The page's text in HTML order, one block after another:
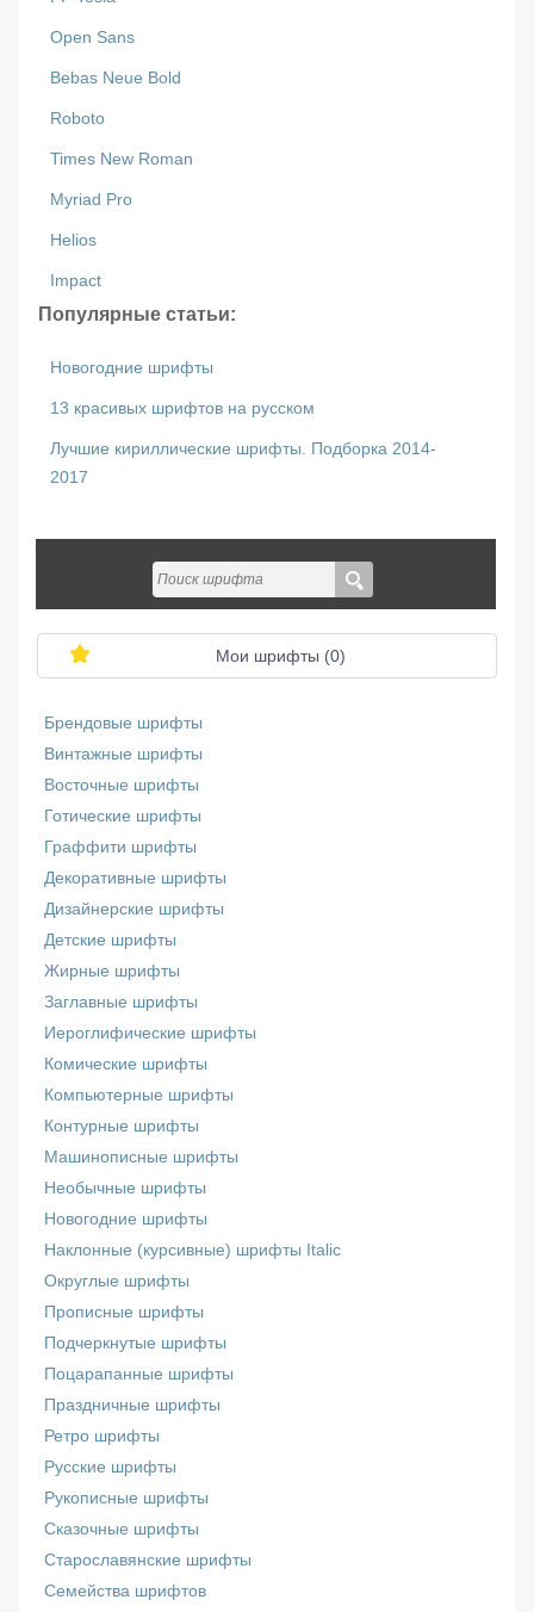
Open Sans
Bebas Neue Bold
Roboto
Times New Roman
Myriad Pro
Helios
Impact
Популярные статьи:
Новогодние шрифты
13 красивых шрифтов на русском
Лучшие кириллические шрифты. Подборка 2014-
2017
Мои шрифты (0)
Брендовые шрифты
Винтажные шрифты
Восточные шрифты
Готические шрифты
Граффити шрифты
Декоративные шрифты
Дизайнерские шрифты
Детские шрифты
Жирные шрифты
Заглавные шрифты
Иероглифические шрифты
Комические шрифты
Компьютерные шрифты
Контурные шрифты
Машинописные шрифты
Необычные шрифты
Новогодние шрифты
Наклонные (курсивные) шрифты Italic
Округлые шрифты
Прописные шрифты
Подчеркнутые шрифты
Поцарапанные шрифты
Праздничные шрифты
Ретро шрифты
Русские шрифты
Рукописные шрифты
Сказочные шрифты
Старославянские шрифты
Семейства шрифтов